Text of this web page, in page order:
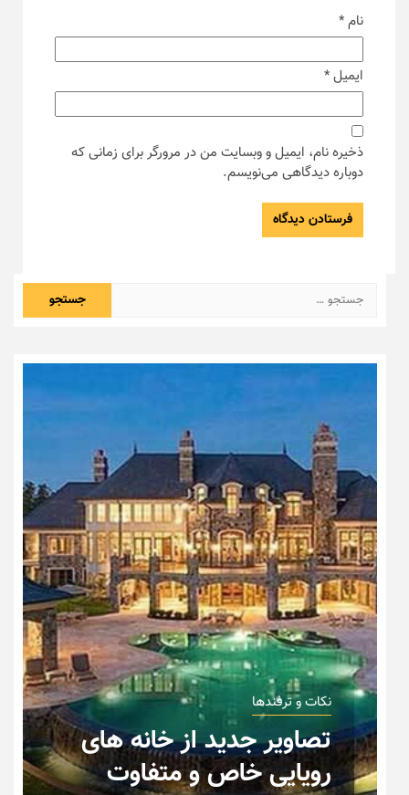
نام*
ایمیل*
ذخیره نام، ایمیل و وبسایت من در مرورگر برای زمانی که
دوباره دیدگاهی می‌نویسم.
جستجو
برای:
نکات و ترفندها
تصاویر جدید از خانه های
رویایی خاص و متفاوت